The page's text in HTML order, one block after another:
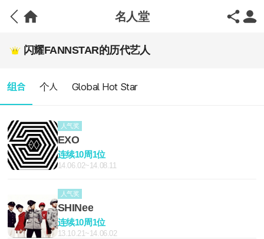
名人堂
闪耀FANNSTAR的历代艺人
组合 个人 Global Hot Star
人气奖
EXO
连续10周1位
14.06.02~14.08.11
人气奖
SHINee
连续10周1位
13.10.21~14.06.02